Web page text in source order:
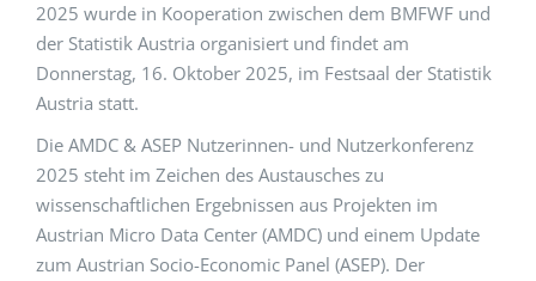
LESENSWERTES
KONTAKT
2025 wurde in Kooperation zwischen dem BMFWF und
der Statistik Austria organisiert und findet am
Donnerstag, 16. Oktober 2025, im Festsaal der Statistik
Austria statt.
Die AMDC & ASEP Nutzerinnen- und Nutzerkonferenz
2025 steht im Zeichen des Austausches zu
wissenschaftlichen Ergebnissen aus Projekten im
Austrian Micro Data Center (AMDC) und einem Update
zum Austrian Socio-Economic Panel (ASEP). Der